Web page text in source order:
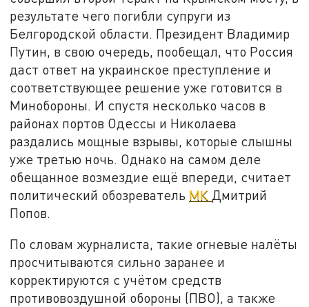
результате чего погибли супруги из
Белгородской области. Президент Владимир
Путин, в свою очередь, пообещал, что Россия
даст ответ на украинское преступление и
соответствующее решение уже готовится в
Минобороны. И спустя несколько часов в
районах портов Одессы и Николаева
раздались мощные взрывы, которые слышны
уже третью ночь. Однако на самом деле
обещанное возмездие ещё впереди, считает
политический обозреватель МК Дмитрий
Попов.
По словам журналиста, такие огневые налёты
просчитываются сильно заранее и
корректируются с учётом средств
противовоздушной обороны (ПВО), а также